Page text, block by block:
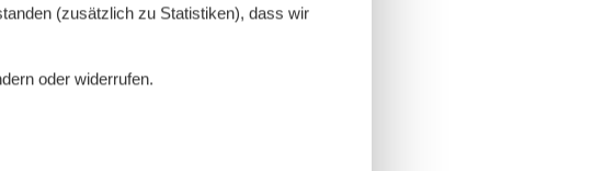
das
Fewo
(zusätzlich zu Statistiken), dass wir
oder widerrufen.